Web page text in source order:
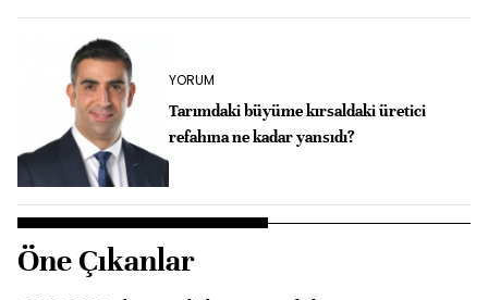
YORUM
Tarımdaki büyüme kırsaldaki üretici
refahına ne kadar yansıdı?
Öne Çıkanlar